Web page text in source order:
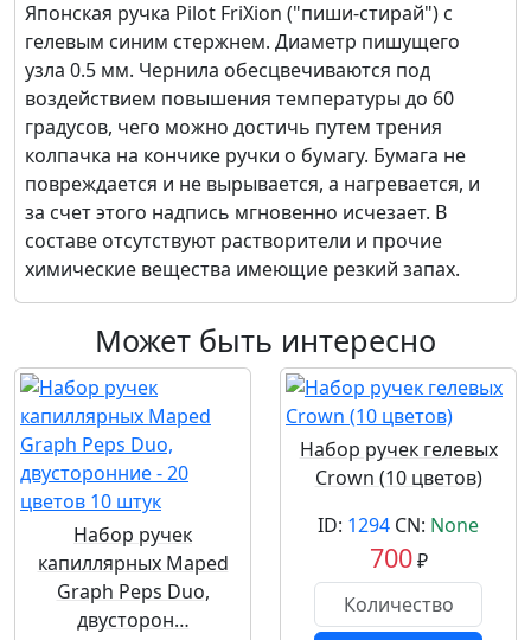
Японская ручка Pilot FriXion ("пиши-стирай") с
гелевым синим стержнем. Диаметр пишущего
узла 0.5 мм. Чернила обесцвечиваются под
воздействием повышения температуры до 60
градусов, чего можно достичь путем трения
колпачка на кончике ручки о бумагу. Бумага не
повреждается и не вырывается, а нагревается, и
за счет этого надпись мгновенно исчезает. В
составе отсутствуют растворители и прочие
химические вещества имеющие резкий запах.
Может быть интересно
Набор ручек
капиллярных Maped
Graph Peps Duo,
двусторон…
Набор ручек гелевых
Crown (10 цветов)
ID: 1294 CN: None
700₽